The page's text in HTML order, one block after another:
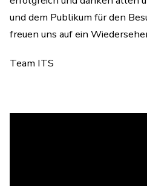
und dem Publikum für den
freuen uns auf ein
Team ITS